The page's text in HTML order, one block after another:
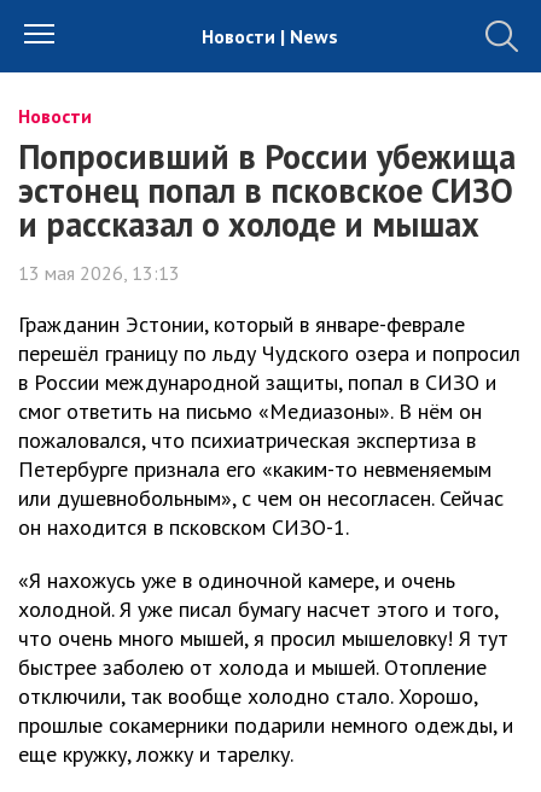
Новости | News
Новости
Попросивший в России убежища
эстонец попал в псковское СИЗО
и рассказал о холоде и мышах
13 мая 2026, 13:13
Гражданин Эстонии, который в январе-феврале
перешёл границу по льду Чудского озера и попросил
в России международной защиты, попал в СИЗО и
смог ответить на письмо «Медиазоны». В нём он
пожаловался, что психиатрическая экспертиза в
Петербурге признала его «каким-то невменяемым
или душевнобольным», с чем он несогласен. Сейчас
он находится в псковском СИЗО-1.
«Я нахожусь уже в одиночной камере, и очень
холодной. Я уже писал бумагу насчет этого и того,
что очень много мышей, я просил мышеловку! Я тут
быстрее заболею от холода и мышей. Отопление
отключили, так вообще холодно стало. Хорошо,
прошлые сокамерники подарили немного одежды, и
еще кружку, ложку и тарелку.